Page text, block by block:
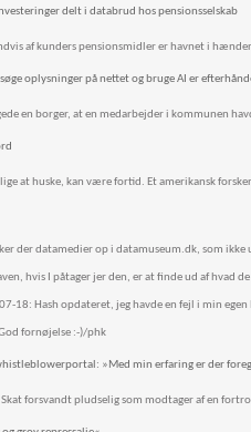
delt i databrud hos pensionsselskab
af kunders pensionsmidler er havnet i
oplysninger på nettet og bruge AI er
en borger, at en medarbejder i kommunen
at huske, kan være fortid. Et amerikansk
der datamedier op i datamuseum.dk, som
hvis I påtager jer den, er at finde ud af hvad
18: Hash opdateret, jeg havde en fejl i min
fornøjelse :-)/phk
»Med min erfaring er der
Skat forsvandt pludselig som modtager af en